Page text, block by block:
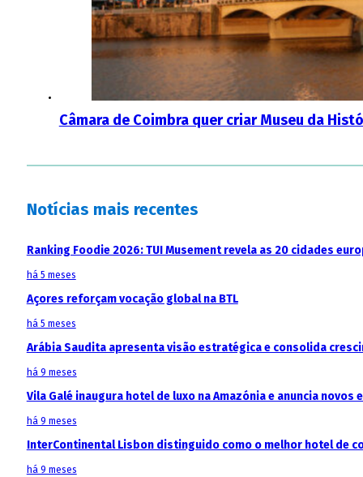
Câmara de Coimbra quer criar Museu da
Notícias mais recentes
Ranking Foodie 2026: TUI Musement revela as 20 cidades
há 5 meses
Açores reforçam vocação global na BTL
há 5 meses
Arábia Saudita apresenta visão estratégica e consolida
há 9 meses
Vila Galé inaugura hotel de luxo na Amazónia e anuncia
há 9 meses
InterContinental Lisbon distinguido como o melhor hotel de
há 9 meses